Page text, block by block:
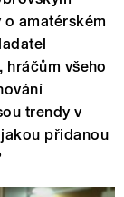
amatérském
hráčům všeho
trendy v
přidanou